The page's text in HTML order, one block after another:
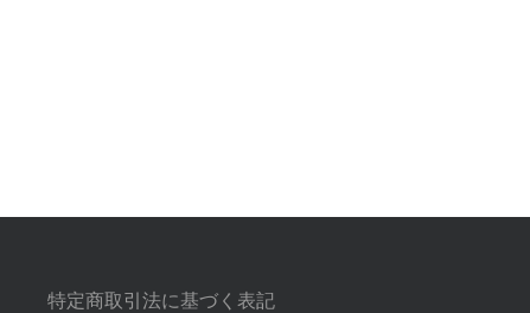
特定商取引法に基づく表記